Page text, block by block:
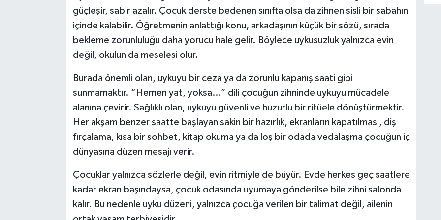
güçleşir, sabır azalır. Çocuk derste bedenen sınıfta olsa da zihnen sisli bir sabahın
içinde kalabilir. Öğretmenin anlattığı konu, arkadaşının küçük bir sözü, sırada
bekleme zorunluluğu daha yorucu hale gelir. Böylece uykusuzluk yalnızca evin
değil, okulun da meselesi olur.
Burada önemli olan, uykuyu bir ceza ya da zorunlu kapanış saati gibi
sunmamaktır. “Hemen yat, yoksa…” dili çocuğun zihninde uykuyu mücadele
alanına çevirir. Sağlıklı olan, uykuyu güvenli ve huzurlu bir ritüele dönüştürmektir.
Her akşam benzer saatte başlayan sakin bir hazırlık, ekranların kapatılması, diş
fırçalama, kısa bir sohbet, kitap okuma ya da loş bir odada vedalaşma çocuğun iç
dünyasına düzen mesajı verir.
Çocuklar yalnızca sözlerle değil, evin ritmiyle de büyür. Evde herkes geç saatlere
kadar ekran başındaysa, çocuk odasında uyumaya gönderilse bile zihni salonda
kalır. Bu nedenle uyku düzeni, yalnızca çocuğa verilen bir talimat değil, ailenin